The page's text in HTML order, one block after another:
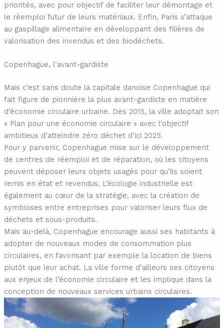
priorités, avec pour objectif de faciliter leur démontage et
le réemploi futur de leurs matériaux. Enfin, Paris s’attaque
au gaspillage alimentaire en développant des filières de
valorisation des invendus et des biodéchets.
Copenhague, l’avant-gardiste
Mais c’est sans doute la capitale danoise Copenhague qui
fait figure de pionnière la plus avant-gardiste en matière
d’économie circulaire urbaine. Dès 2015, la ville adoptait son
« Plan pour une économie circulaire » avec l’objectif
ambitieux d’atteindre zéro déchet d’ici 2025.
Pour y parvenir, Copenhague mise sur le développement
de centres de réemploi et de réparation, où les citoyens
peuvent déposer leurs objets usagés pour qu’ils soient
remis en état et revendus. L’écologie industrielle est
également au cœur de la stratégie, avec la création de
symbioses entre entreprises pour valoriser leurs flux de
déchets et sous-produits.
Mais au-delà, Copenhague encourage aussi ses habitants à
adopter de nouveaux modes de consommation plus
circulaires, en favorisant par exemple la location de biens
plutôt que leur achat. La ville forme d’ailleurs ses citoyens
aux enjeux de l’économie circulaire et les implique dans la
conception de nouveaux services urbains circulaires.